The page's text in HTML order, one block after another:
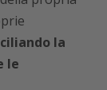
la
le